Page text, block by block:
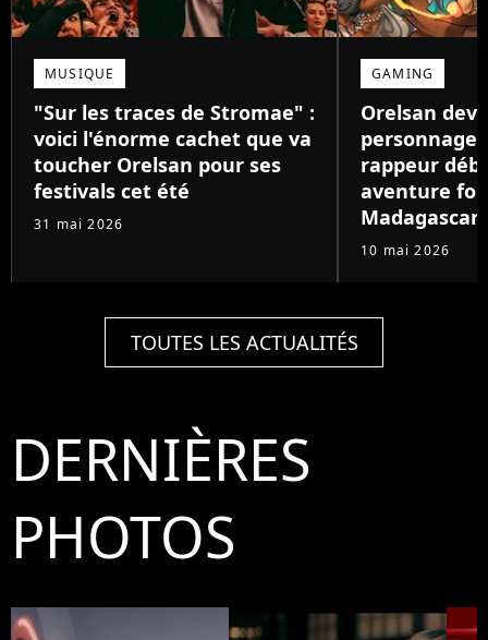
MUSIQUE
"Sur les traces de Stromae" :
voici l'énorme cachet que va
toucher Orelsan pour ses
festivals cet été
31 mai 2026
GAMING
Orelsan
personnage
rappeur
aventure
Madagascar
10 mai 2026
TOUTES LES ACTUALITÉS
DERNIÈRES
PHOTOS